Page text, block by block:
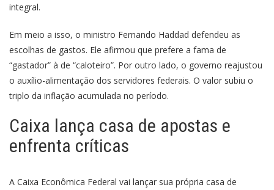
integral.
Em meio a isso, o ministro Fernando Haddad defendeu as
escolhas de gastos. Ele afirmou que prefere a fama de
“gastador” à de “caloteiro”. Por outro lado, o governo reajustou
o auxílio-alimentação dos servidores federais. O valor subiu o
triplo da inflação acumulada no período.
Caixa lança casa de apostas e
enfrenta críticas
A Caixa Econômica Federal vai lançar sua própria casa de